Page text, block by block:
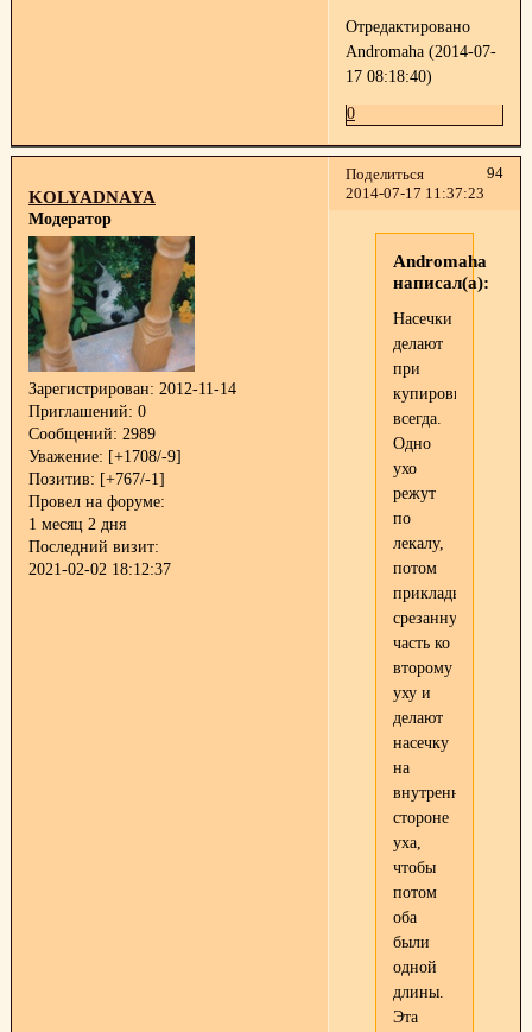
Отредактировано
Andromaha (2014-07-
17 08:18:40)
0
Поделиться
94
2014-07-17 11:37:23
KOLYADNAYA
Модератор
Зарегистрирован: 2012-11-14
Приглашений: 0
Сообщений: 2989
Уважение: [+1708/-9]
Позитив: [+767/-1]
Провел на форуме:
1 месяц 2 дня
Последний визит:
2021-02-02 18:12:37
Andromaha
написал(а):
Насечки
делают
при
купировке
всегда.
Одно
ухо
режут
по
лекалу,
потом
прикладывают
срезанную
часть ко
второму
уху и
делают
насечку
на
внутренней
стороне
уха,
чтобы
потом
оба
были
одной
длины.
Эта